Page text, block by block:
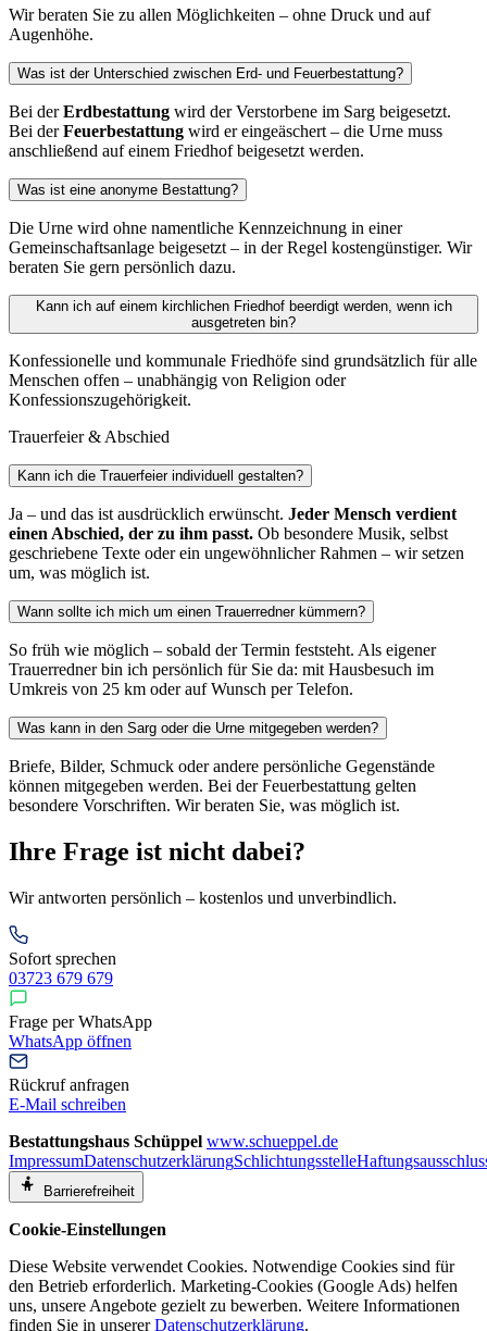
Wir beraten Sie zu allen Möglichkeiten – ohne Druck und auf
Augenhöhe.
Was ist der Unterschied zwischen Erd- und Feuerbestattung?
Bei derErdbestattung wird der Verstorbene im Sarg beigesetzt.
Bei derFeuerbestattung wird er eingeäschert – die Urne muss
anschließend auf einem Friedhof beigesetzt werden.
Was ist eine anonyme Bestattung?
Die Urne wird ohne namentliche Kennzeichnung in einer
Gemeinschaftsanlage beigesetzt – in der Regel kostengünstiger. Wir
beraten Sie gern persönlich dazu.
Kann ich auf einem kirchlichen Friedhof beerdigt werden, wenn ich
ausgetreten bin?
Konfessionelle und kommunale Friedhöfe sind grundsätzlich für alle
Menschen offen – unabhängig von Religion oder
Konfessionszugehörigkeit.
Trauerfeier & Abschied
Kann ich die Trauerfeier individuell gestalten?
Ja – und das ist ausdrücklich erwünscht. Jeder Mensch verdient
einen Abschied, der zu ihm passt. Ob besondere Musik, selbst
geschriebene Texte oder ein ungewöhnlicher Rahmen – wir setzen
um, was möglich ist.
Wann sollte ich mich um einen Trauerredner kümmern?
So früh wie möglich – sobald der Termin feststeht. Als eigener
Trauerredner bin ich persönlich für Sie da: mit Hausbesuch im
Umkreis von 25 km oder auf Wunsch per Telefon.
Was kann in den Sarg oder die Urne mitgegeben werden?
Briefe, Bilder, Schmuck oder andere persönliche Gegenstände
können mitgegeben werden. Bei der Feuerbestattung gelten
besondere Vorschriften. Wir beraten Sie, was möglich ist.
Ihre Frage ist nicht dabei?
Wir antworten persönlich – kostenlos und unverbindlich.
Sofort sprechen
03723 679 679
Frage per WhatsApp
WhatsApp öffnen
Rückruf anfragen
E-Mail schreiben
Bestattungshaus Schüppel www.schueppel.de
ImpressumDatenschutzerklärungSchlichtungsstelle
Barrierefreiheit
Cookie-Einstellungen
Diese Website verwendet Cookies. Notwendige Cookies sind für
den Betrieb erforderlich. Marketing-Cookies (Google Ads) helfen
uns, unsere Angebote gezielt zu bewerben. Weitere Informationen
finden Sie in unsererDatenschutzerklärung.